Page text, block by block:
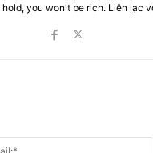
you won't be rich. Liên lạc